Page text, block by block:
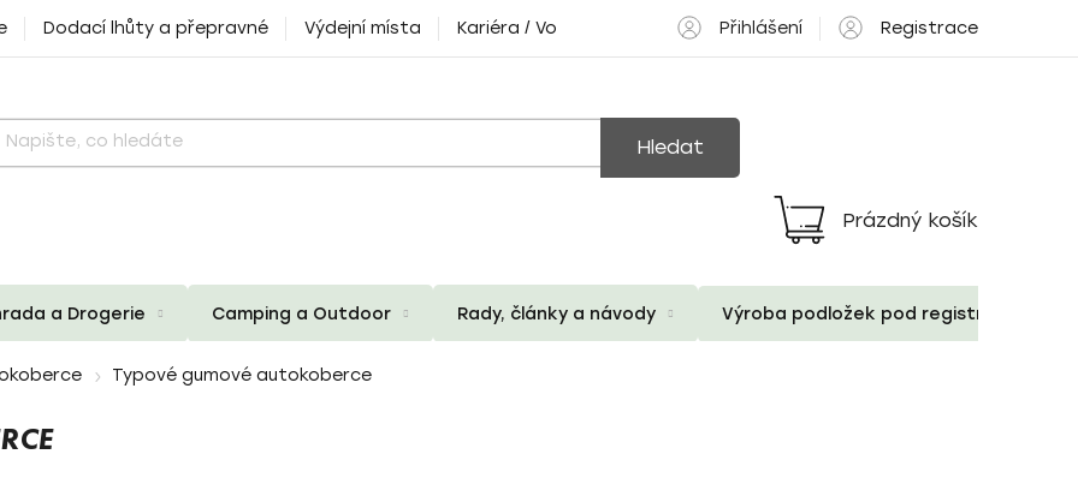
Dodací lhůty a přepravné Výdejní místa Kariéra / Volné pozice Přihlášení Registrace
Hledat
Nákupní
košík
Prázdný košík
a Drogerie Camping a Outdoor Rady, články a návody Výroba podložek pod registrační
Typové gumové autokoberce